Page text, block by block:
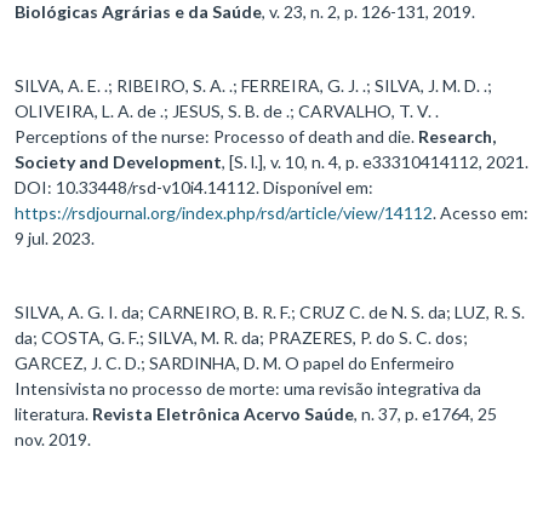
Biológicas Agrárias e da Saúde, v. 23, n. 2, p. 126-131, 2019.
SILVA, A. E. .; RIBEIRO, S. A. .; FERREIRA, G. J. .; SILVA, J. M. D. .;
OLIVEIRA, L. A. de .; JESUS, S. B. de .; CARVALHO, T. V. .
Perceptions of the nurse: Processo of death and die. Research,
Society and Development, [S. l.], v. 10, n. 4, p. e33310414112, 2021.
DOI: 10.33448/rsd-v10i4.14112. Disponível em:
https://rsdjournal.org/index.php/rsd/article/view/14112. Acesso em:
9 jul. 2023.
SILVA, A. G. I. da; CARNEIRO, B. R. F.; CRUZ C. de N. S. da; LUZ, R. S.
da; COSTA, G. F.; SILVA, M. R. da; PRAZERES, P. do S. C. dos;
GARCEZ, J. C. D.; SARDINHA, D. M. O papel do Enfermeiro
Intensivista no processo de morte: uma revisão integrativa da
literatura. Revista Eletrônica Acervo Saúde, n. 37, p. e1764, 25
nov. 2019.